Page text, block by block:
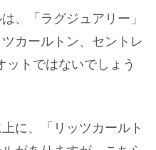
、「ラグジュアリー」
カールトン、セントレ
ットではないでしょう
に、「リッツカールト